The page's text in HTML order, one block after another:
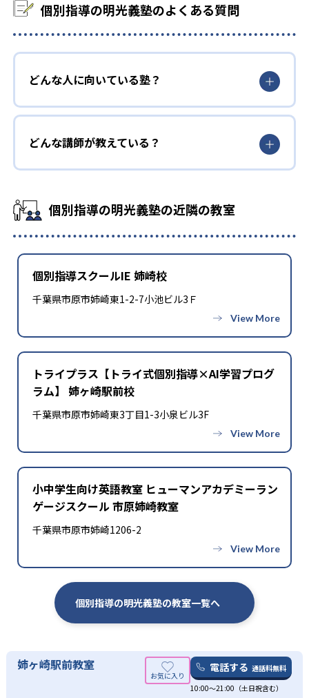
個別指導の明光義塾のよくある質問
どんな人に向いている塾？
どんな講師が教えている？
個別指導の明光義塾の近隣の教室
個別指導スクールIE 姉崎校
千葉県市原市姉崎東1-2-7小池ビル3Ｆ
トライプラス【トライ式個別指導×AI学習プログ
ラム】 姉ヶ崎駅前校
千葉県市原市姉崎東3丁目1-3小泉ビル3F
小中学生向け英語教室 ヒューマンアカデミーラン
ゲージスクール 市原姉崎教室
千葉県市原市姉崎1206-2
個別指導の明光義塾の教室一覧へ
姉ヶ崎駅前教室 電話する 通話料無料
10:00〜21:00（土日祝含む）